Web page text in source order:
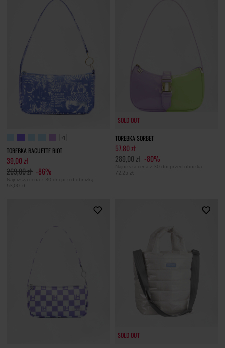
+1
TOREBKA BAGUETTE RIOT
39,00 zł
269,00 zł -86%
Najniższa cena z 30 dni przed obniżką
53,00 zł
SOLD OUT
SOLD OUT
TOREBKA SORBET
57,80 zł
289,00 zł -80%
Najniższa cena z 30 dni przed obniżką
72,25 zł
SOLD OUT